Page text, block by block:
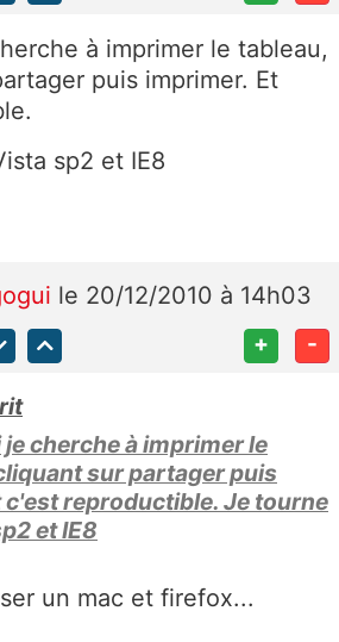
à imprimer le tableau,
puis imprimer. Et
sp2 et IE8
le 20/12/2010 à 14h03
+ -
je cherche à imprimer le
sur partager puis
c'est reproductible. Je tourne
et IE8
un mac et firefox...